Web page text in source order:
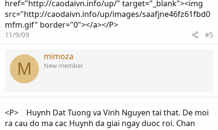
href="http://caodaivn.info/up/" target="_blank"><img
src="http://caodaivn.info/up/images/saafjne46fz61fbd0
mfm.gif" border="0"></a></P>
11/9/09 #5
M
mimoza
New member
<P> Huynh Dat Tuong va Vinh Nguyen tai that. De moi
ra cau do ma cac Huynh da giai ngay duoc roi. Chan